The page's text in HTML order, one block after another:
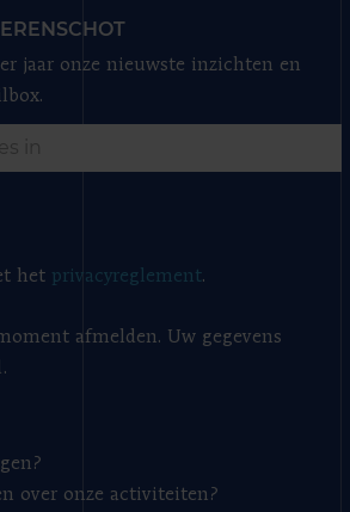
jaar onze nieuwste inzichten en
het privacyreglement.
afmelden. Uw gegevens
over onze activiteiten?